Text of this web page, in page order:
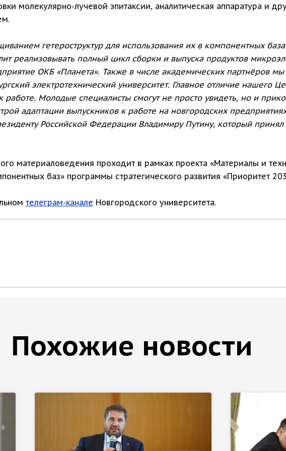
молекулярно-лучевой эпитаксии, аналитическая аппаратура и
гетероструктур для использования их в компонентных
реализовывать полный цикл сборки и выпуска продуктов
ОКБ «Планета». Также в числе академических партнёров
электротехнический университет. Главное отличие нашего
работе. Молодые специалисты смогут не просто увидеть, но и
адаптации выпускников к работе на новгородских
Российской Федерации Владимиру Путину, который
материаловедения проходит в рамках проекта «Материалы и
баз» программы стратегического развития «Приоритет
телеграм-канале Новгородского университета.
Похожие новости